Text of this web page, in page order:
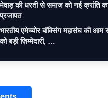
मेवाड़ की धरती से समाज को नई क्रांति
प्रजापत
भारतीय एमेच्योर बॉक्सिंग महासंघ की
को बड़ी ज़िम्मेदारी, …